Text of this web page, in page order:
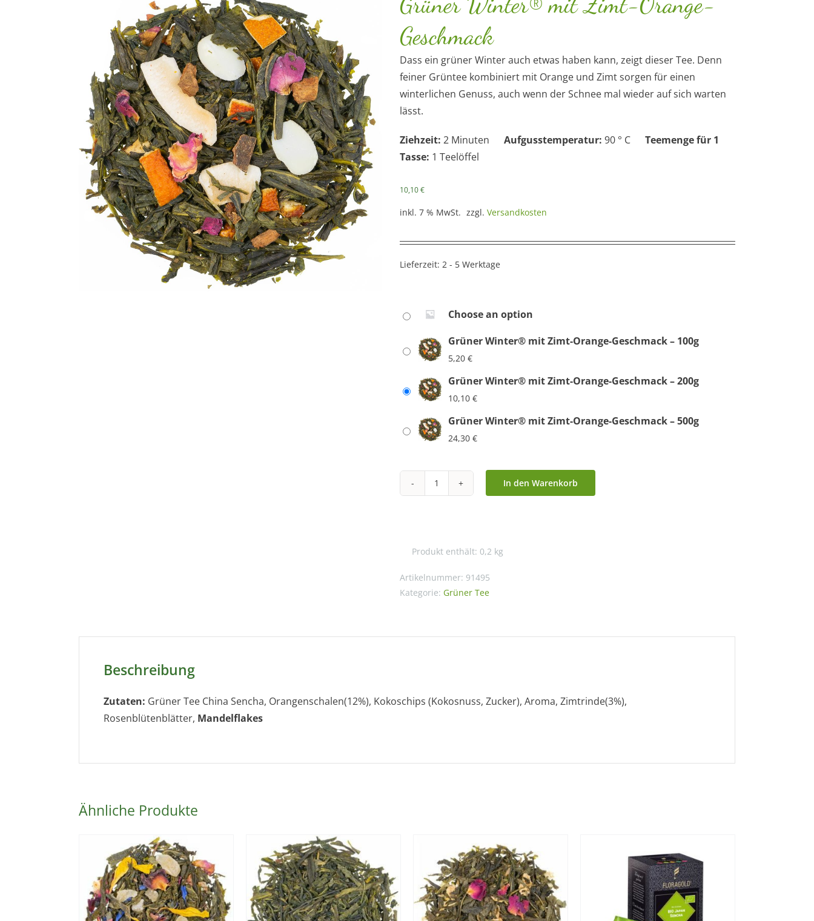
Geschmack
Dass ein grüner Winter auch etwas haben kann, zeigt dieser Tee. Denn
feiner Grüntee kombiniert mit Orange und Zimt sorgen für einen
winterlichen Genuss, auch wenn der Schnee mal wieder auf sich warten
lässt.
Ziehzeit: 2 Minuten Aufgusstemperatur: 90 ° C Teemenge für 1
Tasse: 1 Teelöffel
10,10€
inkl. 7 % MwSt. zzgl. Versandkosten
Lieferzeit: 2 - 5 Werktage
Choose an option
Grüner Winter® mit Zimt-Orange-Geschmack – 100g
5,20 €
Grüner Winter® mit Zimt-Orange-Geschmack – 200g
10,10 €
Grüner Winter® mit Zimt-Orange-Geschmack – 500g
24,30 €
Grüner
Orange-
Geschmack
Menge
In den Warenkorb
Produkt enthält: 0,2 kg
Artikelnummer: 91495
Kategorie: Grüner Tee
Beschreibung
Zutaten: Grüner Tee China Sencha, Orangenschalen(12%), Kokoschips (Kokosnuss, Zucker), Aroma, Zimtrinde(3%),
Rosenblütenblätter, Mandelflakes
Ähnliche Produkte